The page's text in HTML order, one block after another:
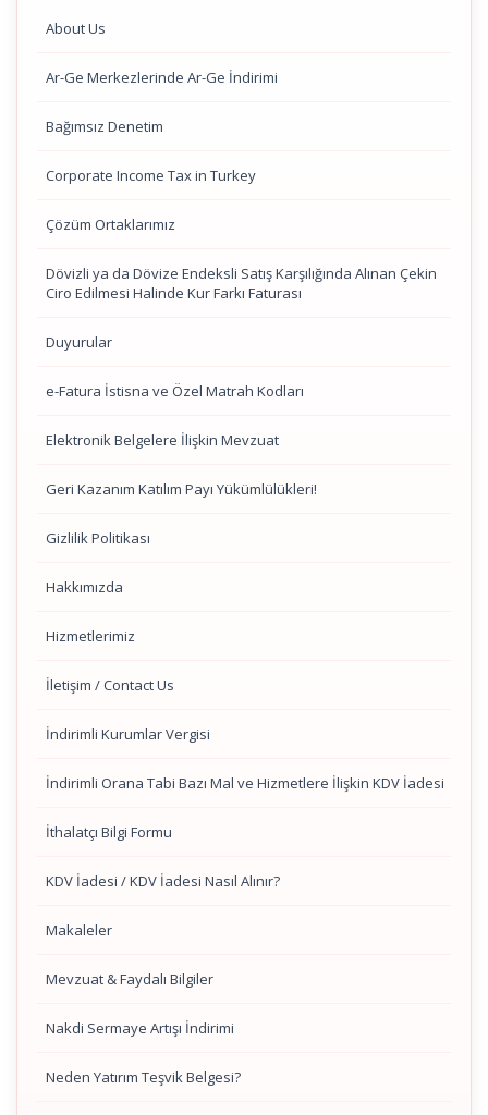
About Us
Ar-Ge Merkezlerinde Ar-Ge İndirimi
Bağımsız Denetim
Corporate Income Tax in Turkey
Çözüm Ortaklarımız
Dövizli ya da Dövize Endeksli Satış Karşılığında Alınan Çekin
Ciro Edilmesi Halinde Kur Farkı Faturası
Duyurular
e-Fatura İstisna ve Özel Matrah Kodları
Elektronik Belgelere İlişkin Mevzuat
Geri Kazanım Katılım Payı Yükümlülükleri!
Gizlilik Politikası
Hakkımızda
Hizmetlerimiz
İletişim / Contact Us
İndirimli Kurumlar Vergisi
İndirimli Orana Tabi Bazı Mal ve Hizmetlere İlişkin KDV İadesi
İthalatçı Bilgi Formu
KDV İadesi / KDV İadesi Nasıl Alınır?
Makaleler
Mevzuat & Faydalı Bilgiler
Nakdi Sermaye Artışı İndirimi
Neden Yatırım Teşvik Belgesi?